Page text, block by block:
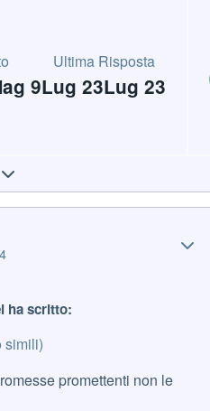
9
Ultima Risposta
Lug 23Lug 23
Expand topic overview
ha scritto:
simili)
promettenti non le